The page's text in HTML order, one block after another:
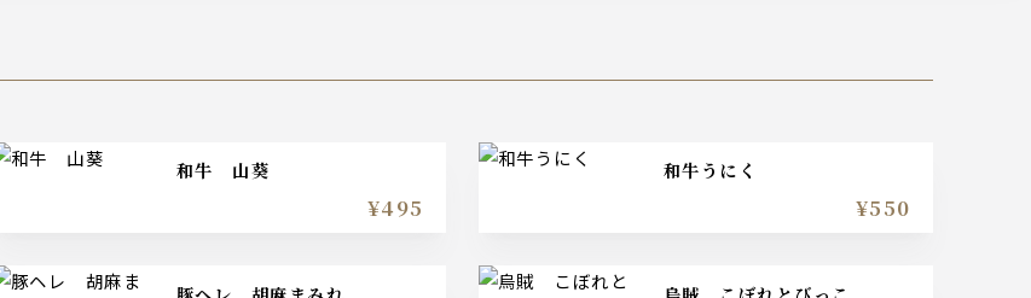
和牛 山葵
¥495
和牛うにく
¥550